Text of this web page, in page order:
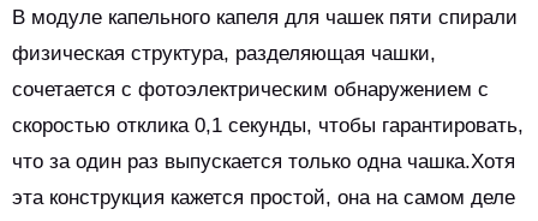
В модуле капельного капеля для чашек пяти спирали
физическая структура, разделяющая чашки,
сочетается с фотоэлектрическим обнаружением с
скоростью отклика 0,1 секунды, чтобы гарантировать,
что за один раз выпускается только одна чашка.Хотя
эта конструкция кажется простой, она на самом деле